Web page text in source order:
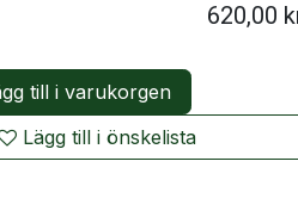
till i varukorgen
Lägg till i önskelista
620,00